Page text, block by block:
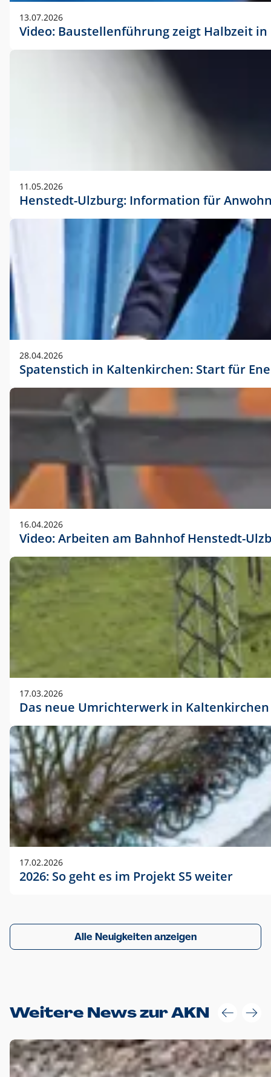
13.07.2026
Video: Baustellenführung zeigt Halbzeit
11.05.2026
Henstedt-Ulzburg: Information für
28.04.2026
Spatenstich in Kaltenkirchen: Start für
16.04.2026
Video: Arbeiten am Bahnhof Henstedt-
17.03.2026
Das neue Umrichterwerk in Kaltenkirchen
17.02.2026
2026: So geht es im Projekt S5 weiter
Alle Neuigkeiten anzeigen
Weitere News zur AKN